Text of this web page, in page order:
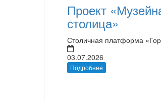
Проект
столица»
Столичная платформа
03.07.2026
Подробнее